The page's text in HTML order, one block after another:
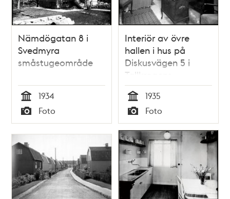
Nämdögatan 8 i
Svedmyra
småstugeområde
Tid
1934
Typ
Foto
Interiör av övre
hallen i hus på
Diskusvägen 5 i
Tallkrogens
småstugeområde
Tid
1935
Typ
Foto